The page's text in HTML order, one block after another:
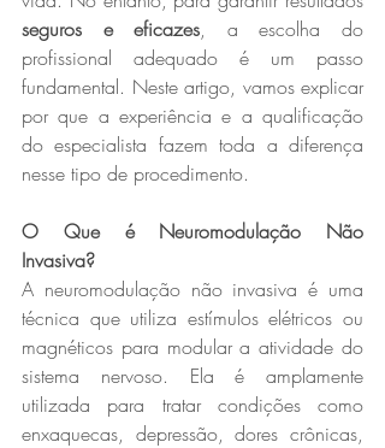
seguros e eficazes, a escolha do
profissional adequado é um passo
fundamental. Neste artigo, vamos explicar
por que a experiência e a qualificação
do especialista fazem toda a diferença
nesse tipo de procedimento.
O Que é Neuromodulação Não
Invasiva?
A neuromodulação não invasiva é uma
técnica que utiliza estímulos elétricos ou
magnéticos para modular a atividade do
sistema nervoso. Ela é amplamente
utilizada para tratar condições como
enxaquecas, depressão, dores crônicas,